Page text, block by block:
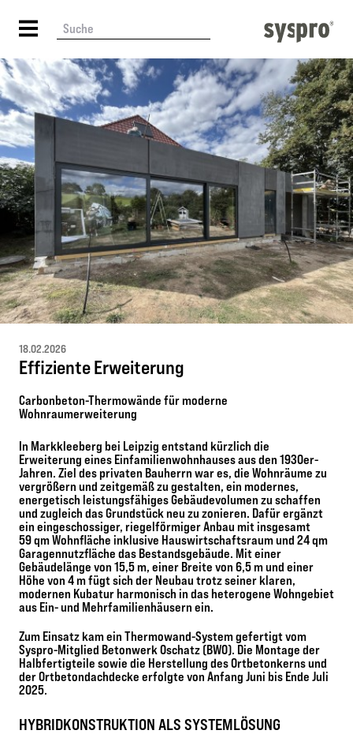
18.02.2026
Effiziente Erweiterung
Carbonbeton-Thermowände für moderne
Wohnraumerweiterung
In Markkleeberg bei Leipzig entstand kürzlich die
Erweiterung eines Einfamilienwohnhauses aus den 1930er-
Jahren. Ziel des privaten Bauherrn war es, die Wohnräume zu
vergrößern und zeitgemäß zu gestalten, ein modernes,
energetisch leistungsfähiges Gebäudevolumen zu schaffen
und zugleich das Grundstück neu zu zonieren. Dafür ergänzt
ein eingeschossiger, riegelförmiger Anbau mit insgesamt
59 qm Wohnfläche inklusive Hauswirtschaftsraum und 24 qm
Garagennutzfläche das Bestandsgebäude. Mit einer
Gebäudelänge von 15,5 m, einer Breite von 6,5 m und einer
Höhe von 4 m fügt sich der Neubau trotz seiner klaren,
modernen Kubatur harmonisch in das heterogene Wohngebiet
aus Ein- und Mehrfamilienhäusern ein.
Zum Einsatz kam ein Thermowand-System gefertigt vom
Syspro-Mitglied Betonwerk Oschatz (BWO). Die Montage der
Halbfertigteile sowie die Herstellung des Ortbetonkerns und
der Ortbetondachdecke erfolgte von Anfang Juni bis Ende Juli
2025.
HYBRIDKONSTRUKTION ALS SYSTEMLÖSUNG